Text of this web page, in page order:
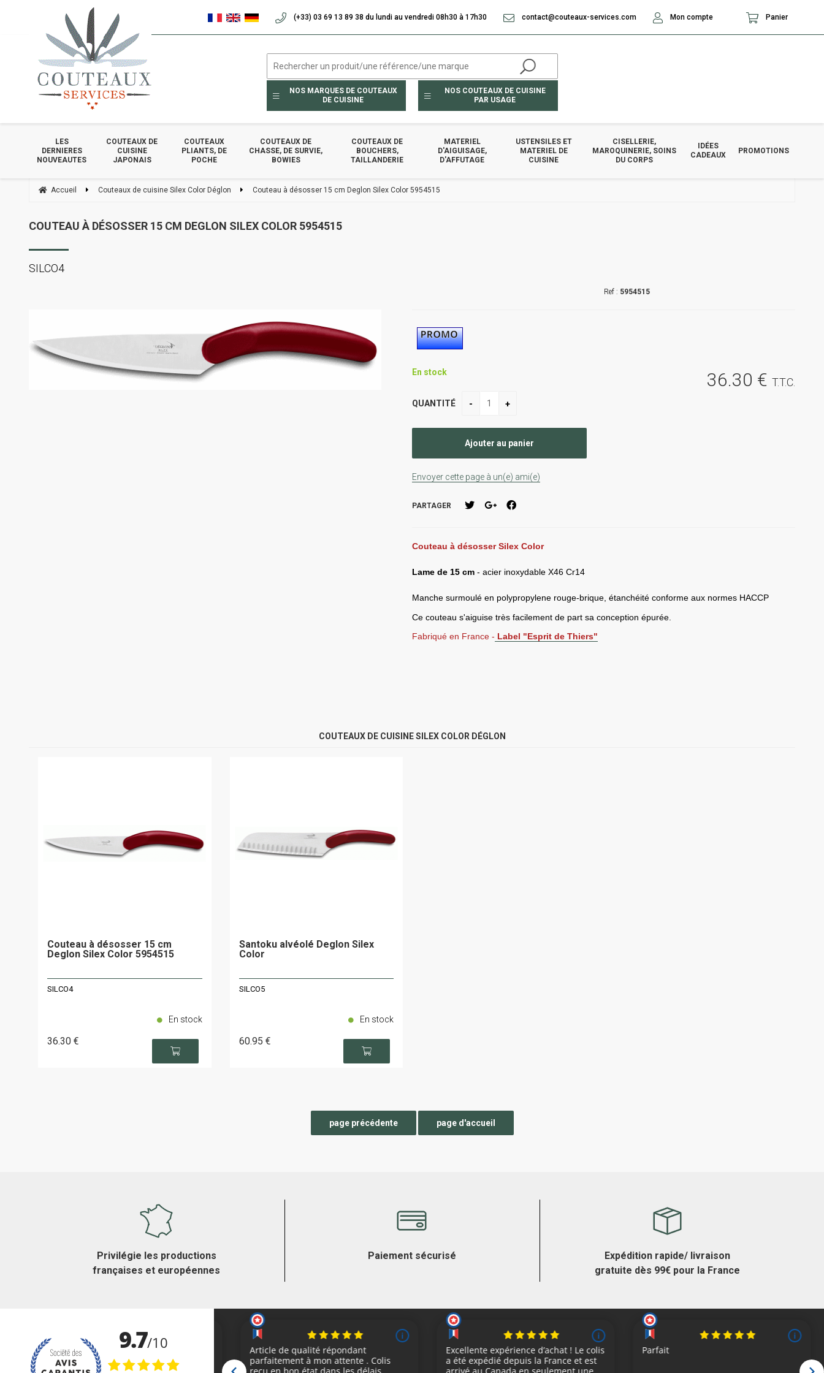
NOS MARQUES DE COUTEAUX
DE CUISINE
NOS COUTEAUX DE CUISINE
PAR USAGE
LES
DERNIERES
NOUVEAUTES
COUTEAUX DE
CUISINE
JAPONAIS
COUTEAUX
PLIANTS, DE
POCHE
COUTEAUX DE
CHASSE, DE SURVIE,
BOWIES
COUTEAUX DE
BOUCHERS,
TAILLANDERIE
MATERIEL
D'AIGUISAGE,
D'AFFUTAGE
USTENSILES ET
MATERIEL DE
CUISINE
CISELLERIE,
MAROQUINERIE, SOINS
DU CORPS
IDÉES
CADEAUX
PROMOTIONS
Accueil Couteaux de cuisine Silex Color Déglon Couteau à désosser 15 cm Deglon Silex Color 5954515
COUTEAU À DÉSOSSER 15 CM DEGLON SILEX COLOR 5954515
SILCO4
5954515
36.30 € T.T.C.
En stock
QUANTITÉ
Envoyer cette page à un(e) ami(e)
PARTAGER
Couteau à désosser Silex Color
Lame de 15 cm - acier inoxydable X46 Cr14
Manche surmoulé en polypropylene rouge-brique, étanchéité conforme aux normes HACCP
Ce couteau s'aiguise très facilement de part sa conception épurée.
Fabriqué en France - Label "Esprit de Thiers"
COUTEAUX DE CUISINE SILEX COLOR DÉGLON
Couteau à désosser 15 cm
Deglon Silex Color 5954515
SILCO4
36.30 €
En stock
Santoku alvéolé Deglon Silex
Color
SILCO5
60.95 €
En stock
(+33) 03 69 13 89 38 du lundi au vendredi 08h30 à 17h30 contact@couteaux-services.com Mon compte Panier
Privilégie les productions
françaises et européennes
Paiement sécurisé
Expédition rapide/ livraison
gratuite dès 99€ pour la France